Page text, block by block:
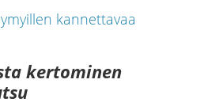
kertominen